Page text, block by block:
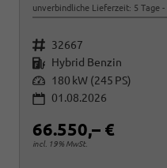
unverbindliche Lieferzeit: 5 Tage
Fahrzeugnr. 32667
Kraftstoff Hybrid Benzin
Leistung 180 kW (245 PS)
01.08.2026
66.550,– €
incl. 19% MwSt.